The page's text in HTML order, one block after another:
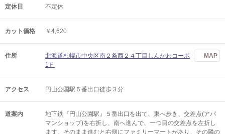
定休日 不定休
カット価格 ￥4,620
住所
北海道札幌市中央区南２条西２４丁目しんかわコーポ
1Ｆ
MAP
アクセス 円山公園駅５番出口徒歩３分
道案内
地下鉄『円山公園駅』５番出口を出て、東へ歩き、交差点(アパ
マンショップ)を右折し、南へ進んで、一つ目の交差点を左折し
ます。そのまま進むと右側にファミリーマートがあり、その隣の